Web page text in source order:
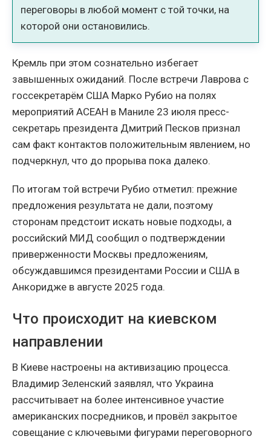
переговоры в любой момент с той точки, на
которой они остановились.
Кремль при этом сознательно избегает
завышенных ожиданий. После встречи Лаврова с
госсекретарём США Марко Рубио на полях
мероприятий АСЕАН в Маниле 23 июля пресс-
секретарь президента Дмитрий Песков признал
сам факт контактов положительным явлением, но
подчеркнул, что до прорыва пока далеко.
По итогам той встречи Рубио отметил: прежние
предложения результата не дали, поэтому
сторонам предстоит искать новые подходы, а
российский МИД сообщил о подтверждении
приверженности Москвы предложениям,
обсуждавшимся президентами России и США в
Анкоридже в августе 2025 года.
Что происходит на киевском
направлении
В Киеве настроены на активизацию процесса.
Владимир Зеленский заявлял, что Украина
рассчитывает на более интенсивное участие
американских посредников, и провёл закрытое
совещание с ключевыми фигурами переговорного